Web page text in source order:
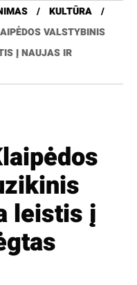
KULTŪRA
VALSTYBINIS
Į NAUJAS IR
leistis į